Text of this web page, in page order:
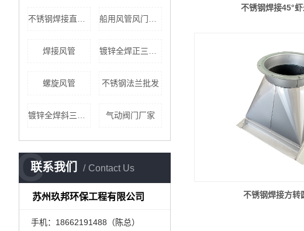
焊接风管
螺旋风管 不锈钢法兰批发
气动阀门厂家
联系我们 Contact Us
C
苏州玖邦环保工程有限公司
手机：18662191488（陈总）
不锈钢焊接45°
不锈钢焊接方转